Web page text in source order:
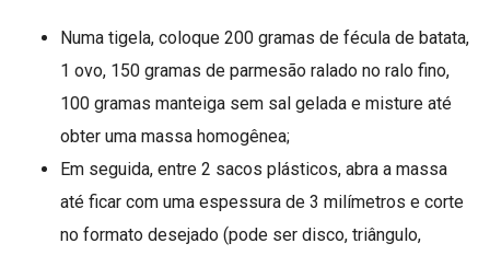
Numa tigela, coloque 200 gramas de fécula de batata,
1 ovo, 150 gramas de parmesão ralado no ralo fino,
100 gramas manteiga sem sal gelada e misture até
obter uma massa homogênea;
Em seguida, entre 2 sacos plásticos, abra a massa
até ficar com uma espessura de 3 milímetros e corte
no formato desejado (pode ser disco, triângulo,